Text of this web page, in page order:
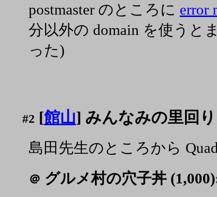
postmaster のところに error
分以外の domain を使うと
った)
#2 [館山] みんなみの里回り
島田先生のところから
＠ グルメ村の穴子丼